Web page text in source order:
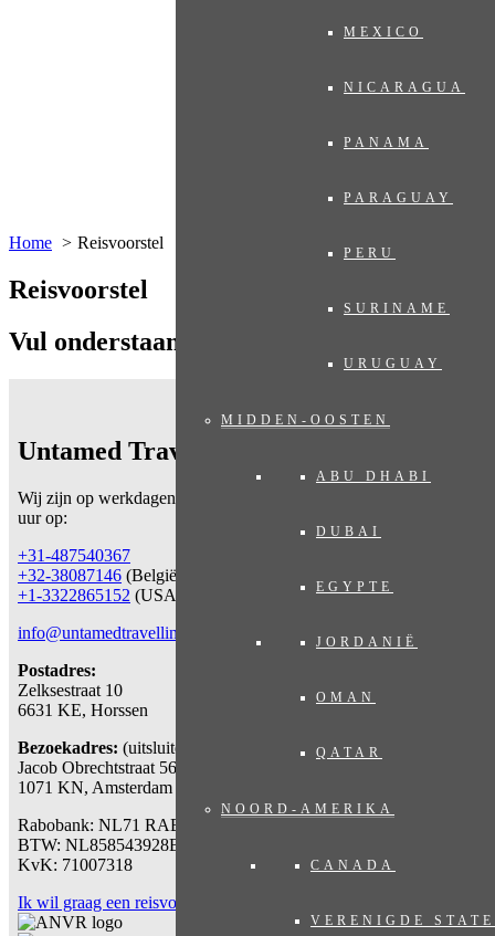
MEXICO
NICARAGUA
PANAMA
PARAGUAY
PERU
SURINAME
URUGUAY
MIDDEN-OOSTEN
ABU DHABI
DUBAI
EGYPTE
JORDANIË
OMAN
QATAR
NOORD-AMERIKA
CANADA
VERENIGDE
Home Reisvoorstel
Reisvoorstel
Vul onderstaand formulier in
Untamed Travelling
Wij zijn op werkdagen telefonisch bereikbaar
uur op:
+31-487540367
+32-38087146 (België)
+1-3322865152 (USA)
info@untamedtravelling.com
Postadres:
Zelksestraat 10
6631 KE, Horssen
Bezoekadres: (uitsluitend op afspraak)
Jacob Obrechtstraat 56
1071 KN, Amsterdam
Rabobank: NL71 RABO 0112777767
BTW: NL858543928B01
KvK: 71007318
Ik wil graag een reisvoorstel ontvangen